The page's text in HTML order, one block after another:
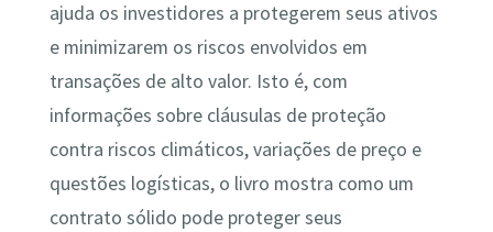
ajuda os investidores a protegerem seus ativos
e minimizarem os riscos envolvidos em
transações de alto valor. Isto é, com
informações sobre cláusulas de proteção
contra riscos climáticos, variações de preço e
questões logísticas, o livro mostra como um
contrato sólido pode proteger seus